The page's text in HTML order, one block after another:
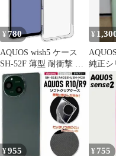
¥780
AQUOS wish5 ケース
SH-52F 薄型 耐衝撃 コ
ーナーガード ソフト ケ
ース
¥
純正シ
ールグ
¥955 ¥ 755